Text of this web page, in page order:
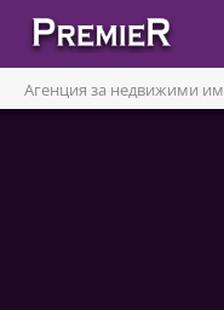
Агенция за недвижими